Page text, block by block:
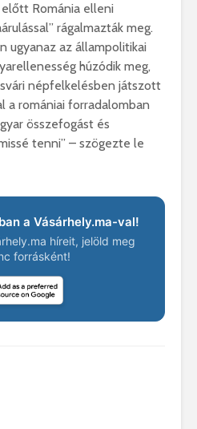
Románia elleni
rágalmazták meg.
ugyanaz az állampolitikai
húzódik meg,
népfelkelésben játszott
a romániai forradalomban
összefogást és
tenni” – szögezte le
a Vásárhely.ma-val!
híreit, jelöld meg
forrásként!